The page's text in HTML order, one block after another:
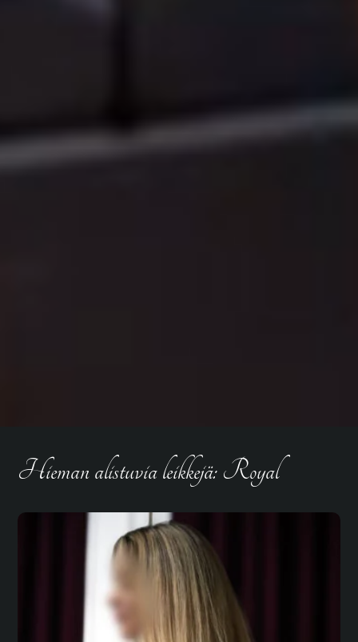
Hieman alistuvia leikkejä: Royal